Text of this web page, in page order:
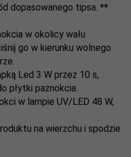
dopasowanego tipsa. **
w okolicy wału
go w kierunku wolnego
Led 3 W przez 10 s,
płytki paznokcia.
w lampie UV/LED 48 W,
na wierzchu i spodzie